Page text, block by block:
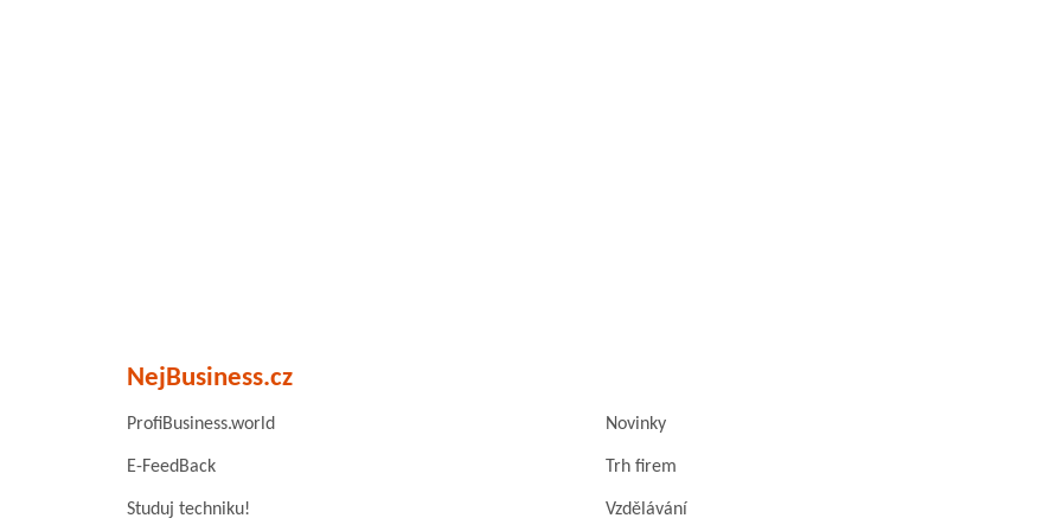
NejBusiness.cz
ProfiBusiness.world Novinky
E-FeedBack Trh firem
Studuj techniku! Vzdělávání